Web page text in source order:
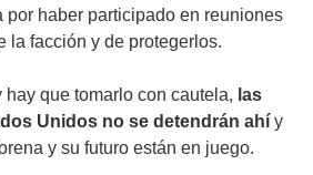
por haber participado en reuniones
la facción y de protegerlos.
hay que tomarlo con cautela, las
Unidos no se detendrán ahí y
y su futuro están en juego.